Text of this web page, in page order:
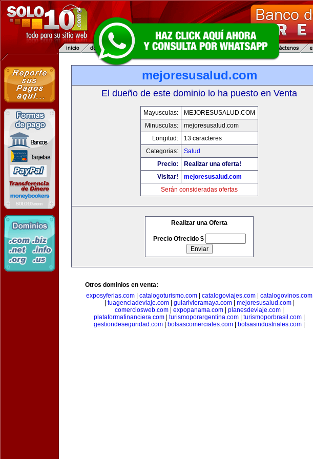
mejoresusalud.com
El dueño de este dominio lo ha puesto en Venta
Mayusculas:
MEJORESUSALUD.COM
Minusculas:
mejoresusalud.com
Longitud:
13 caracteres
Categorias:
Salud
Precio:
Realizar una oferta!
Visitar!
mejoresusalud.com
Serán consideradas ofertas
Realizar una Oferta
Precio Ofrecido $
Otros dominios en venta:
exposyferias.com
catalogoturismo.com catalogoviajes.com
catalogovinos.com
tuagenciadeviaje.com| guiarivieramaya.com| mejoresusalud.com|
comerciosweb.com
expopanama.com planesdeviaje.com
plataformafinanciera.com
turismoporargentina.com turismoporbrasil.com
gestiondeseguridad.com
bolsascomerciales.com bolsasindustriales.com